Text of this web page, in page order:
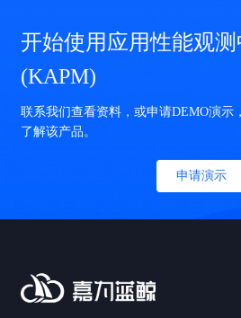
开始使用应用性能观测
(KAPM)
联系我们查看资料，或申请DEMO演示
了解该产品。
申请演示